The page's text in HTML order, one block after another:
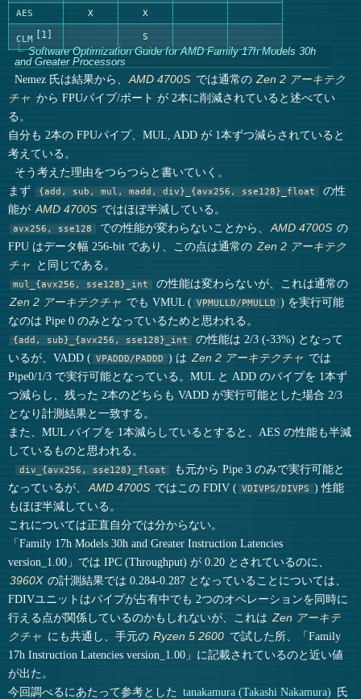
AES
X X
CLM 1 S
Software Optimization Guide for AMD Family 17h Models 30h
and Greater Processors
Nemez 氏は結果から、 AMD 4700S では通常の Zen 2 アーキテク
チャ から FPUパイプ/ポート が 2本に削減されていると述べてい
る。
自分も 2本の FPUパイプ、MUL, ADD が 1本ずつ減らされていると
考えている。
そう考えた理由をつらつらと書いていく。
まず
{add, sub, mul, madd, div}_{avx256, sse128}_float
の性
能が AMD 4700S ではほぼ半減している。
avx256, sse128 での性能が変わらないことから、 AMD 4700S の
FPU はデータ幅 256-bit であり、この点は通常の Zen 2 アーキテク
チャ
と同じである。
mul_{avx256, sse128}_int の性能は変わらないが、これは通常の
Zen 2 アーキテクチャ でも VMUL ( VPMULLD/PMULLD ) を実行可能
なのは Pipe 0 のみとなっているためと思われる。
{add, sub}_{avx256, sse128}_int
の性能は 2/3 (-33%) となって
いるが、VADD ( VPADDD/PADDD ) は Zen 2 アーキテクチャ では
Pipe0/1/3 で実行可能となっている。MUL と ADD のパイプを 1本ず
つ減らし、残った 2本のどちらも VADD が実行可能とした場合 2/3
となり計測結果と一致する。
また、MUL パイプを 1本減らしているとすると、AES の性能も半減
しているものと思われる。
div_{avx256, sse128}_float
も元から Pipe 3 のみで実行可能と
なっているが、
AMD 4700S ではこの FDIV ( VDIVPS/DIVPS ) 性能
もほぼ半減している。
これについては正直自分では分からない。
「Family 17h Models 30h and Greater Instruction Latencies
version_1.00」では IPC (Throughput) が 0.20 とされているのに、
3960X の計測結果では 0.284-0.287 となっていることについては、
FDIVユニットはパイプが占有中でも 2つのオペレーションを同時に
行える点が関係しているのかもしれないが、これは Zen アーキテ
クチャ にも共通し、手元の Ryzen 5 2600 で試した所、「Family
17h Instruction Latencies version_1.00」に記載されているのと近い値
が出た。
今回調べるにあたって参考とした tanakamura (Takashi Nakamura) 氏